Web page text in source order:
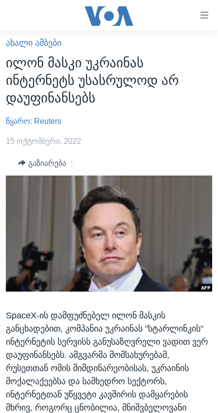
ხელმისაწვდომობისთვის
გადადით
მთავარზე
გადადით
მთავარ
ნავიგაციაზე
გადადით
ძიებაზე
ᲐᲮᲐᲚᲘ ᲐᲛᲑᲔᲑᲘ
ᲡᲐᲥᲐᲠᲗᲕᲔᲚᲝ
ᲐᲨᲨ
ᲐᲨᲨ-ᲘᲡ ᲐᲠᲩᲔᲕᲜᲔᲑᲘ 2024
ᲛᲡᲝᲤᲚᲘᲝ
ᲕᲘᲓᲔᲝᲔᲑᲘ
ᲒᲐᲓᲐᲪᲔᲛᲔᲑᲘ
ᲮᲔᲓᲕᲐ ᲕᲐᲨᲘᲜᲒᲢᲝᲜᲘᲓᲐᲜ
ᲡᲢᲣᲓᲘᲐ ᲕᲐᲨᲘᲜᲒᲢᲝᲜᲘ
ᲯᲐᲜᲛᲠᲗᲔᲚᲝᲑᲐ
ᲛᲔᲪᲜᲘᲔᲠᲔᲑᲐ
ᲘᲜᲢᲔᲠᲕᲘᲣ
ᲒᲐᲚᲘᲚᲔᲝ
ᲓᲔᲖᲘᲜᲤᲝᲠᲛᲐᲪᲘᲐ
ᲠᲣᲡᲔᲗᲘᲡ ᲨᲔᲭᲠᲐ ᲣᲙᲠᲐᲘᲜᲐᲨᲘ
ᲗᲕᲐᲚᲘ ᲒᲕᲐᲓᲔᲕᲜᲔᲗ
ᲐᲮᲐᲚᲘ ᲐᲛᲑᲔᲑᲘ
ილონ მასკი უკრაინას
ინტერნეტს უსასრულოდ არ
დაუფინანსებს
წყარო: Reuters
15 ოქტომბერი, 2022
გაზიარება
SpaceX-ის დამფუძნებელ ილონ მასკის
განცხადებით, კომპანია უკრაინას "სტარლინკის"
ინტერნეტის სერვისს განუსაზღვრელი ვადით ვერ
დაუფინანსებს. ამგვარმა მომსახურებამ,
რუსეთთან ომის მიმდინარეობისას, უკრაინის
მოქალაქეებსა და სამხედრო სექტორს,
ინტერნეტთან უწყვეტი კავშირის დამყარების
მხრივ, როგორც ცნობილია, მნიშვბელოვანი